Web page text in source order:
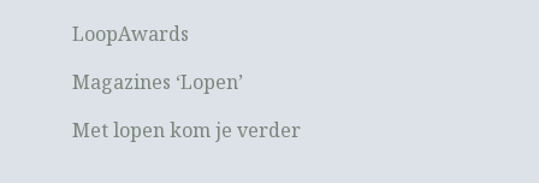
LoopAwards
Magazines ‘Lopen’
Met lopen kom je verder